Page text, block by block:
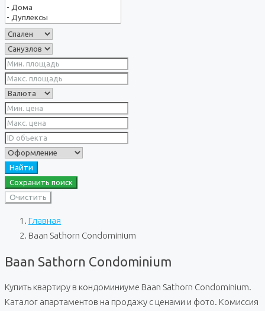
Найти
Сохранить поиск
Очистить
Главная
Baan Sathorn Condominium
Baan Sathorn Condominium
Купить квартиру в кондоминиуме Baan Sathorn Condominium.
Каталог апартаментов на продажу с ценами и фото. Комиссия